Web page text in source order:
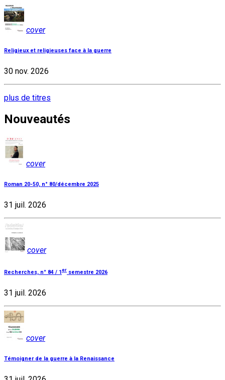
cover
Religieux et religieuses face à la guerre
30 nov. 2026
plus de titres
Nouveautés
cover
Roman 20-50, n° 80/décembre 2025
31 juil. 2026
cover
Recherches, n° 84 / 1er semestre 2026
31 juil. 2026
cover
Témoigner de la guerre à la Renaissance